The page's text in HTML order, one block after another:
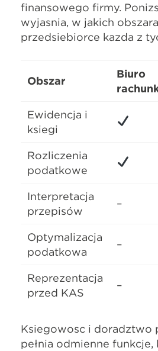
finansowego firmy.
wyjaśnia, w jakich
przedsiębiorcę każda z
Obszar
Biuro
Ewidencja i
księgi
Rozliczenia
podatkowe
Interpretacja
przepisów
–
Optymalizacja
podatkowa
–
Reprezentacja
przed KAS
–
Księgowość i doradztwo
pełnią odmienne funkcje,